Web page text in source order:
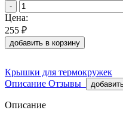
-
Цена:
255 ₽
добавить в корзину
Крышки для термокружек
Описание Отзывы
Описание